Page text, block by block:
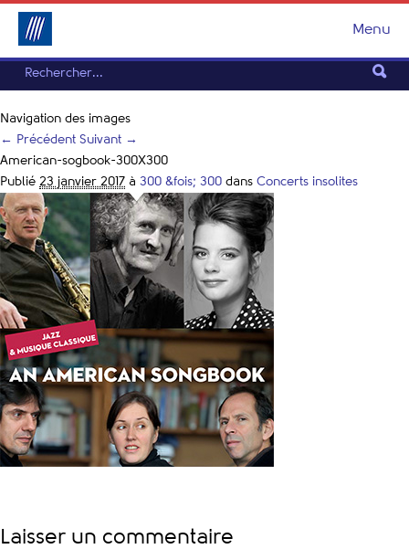
Menu
Navigation des images
← Précédent Suivant →
American-sogbook-300X300
Publié 23 janvier 2017 à 300 &fois; 300 dans Concerts insolites
Laisser un commentaire